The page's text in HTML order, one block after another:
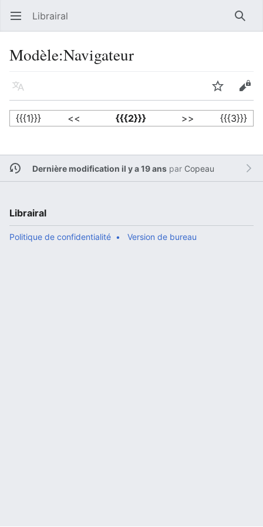
Ouvrir le menu principal Librairal
Modèle:Navigateur
Langue Suivre
{{{1}}} << {{{2}}} >> {{{3}}}
Dernière modification il y a 19 anspar Copeau
Librairal
Politique de confidentialité Version de bureau